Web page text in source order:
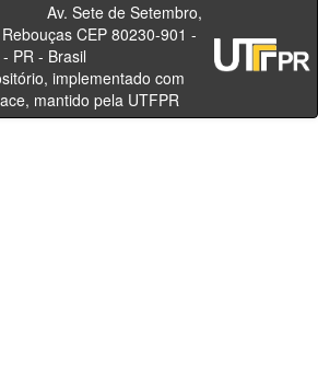
de Setembro,
CEP 80230-901 -
- PR - Brasil
implementado com
mantido pela UTFPR